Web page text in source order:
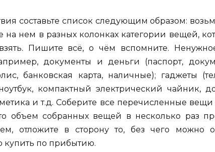
составьте список следующим образом:
нем в разных колонках категории вещей,
Пишите всё, о чём вспомните.
документы и деньги (паспорт,
банковская карта, наличные); гаджеты
компактный электрический чайник,
и т.д. Соберите все перечисленные
объем собранных вещей в несколько раз
отложите в сторону то, без чего можно
купить по прибытию.